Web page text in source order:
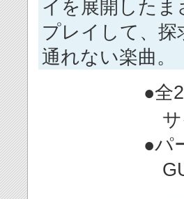
イを展開したま
プレイして、
通れない楽曲。
●
サ
●パ